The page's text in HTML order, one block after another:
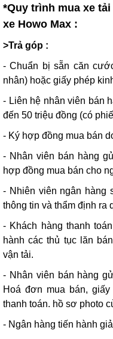
*Quy trình mua xe
xe Howo Max :
>Trả góp :
- Chuẩn bị sẵn căn
nhân) hoặc giấy phép
- Liên hệ nhân viên bán
đến 50 triệu đồng (có
- Ký hợp đồng mua bán
- Nhân viên bán hàng
hợp đồng mua bán cho
- Nhiên viên ngân hàng
thông tin và thẩm định ra
- Khách hàng thanh
hành các thủ tục lăn
vận tải.
- Nhân viên bán hàng
Hoá đơn mua bán,
thanh toán. hồ sơ photo
- Ngân hàng tiến hành